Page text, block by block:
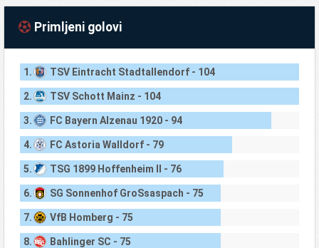
Primljeni golovi
1. TSV Eintracht Stadtallendorf - 104
2. TSV Schott Mainz - 104
3. FC Bayern Alzenau 1920 - 94
4. FC Astoria Walldorf - 79
5. TSG 1899 Hoffenheim II - 76
6. SG Sonnenhof GroSsaspach - 75
7. VfB Homberg - 75
8. Bahlinger SC - 75